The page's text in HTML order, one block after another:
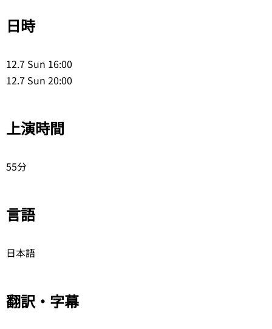
日時
12.7 Sun 16:00
12.7 Sun 20:00
上演時間
55分
言語
日本語
翻訳・字幕